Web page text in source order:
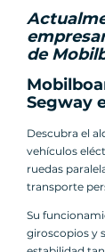
de
Segway
Descubra el
vehículos
ruedas
transporte
Su
giroscopios y